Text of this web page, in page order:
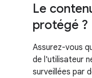
Le
protégé ?
Assurez-vous
de l'utilisateur
surveillées par